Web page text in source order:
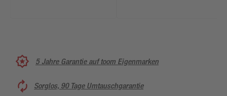
5 Jahre Garantie auf toom Eigenmarken
Sorglos, 90 Tage Umtauschgarantie